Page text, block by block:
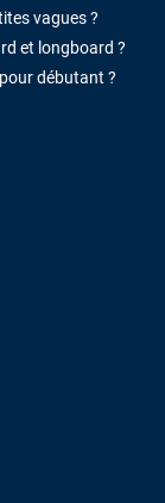
vagues ?
et longboard ?
débutant ?